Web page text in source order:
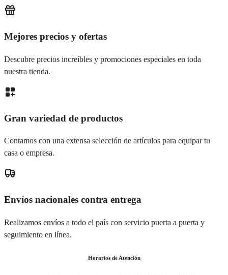
Mejores precios y ofertas
Descubre precios increíbles y promociones especiales en toda
nuestra tienda.
Gran variedad de productos
Contamos con una extensa selección de artículos para equipar tu
casa o empresa.
Envíos nacionales contra entrega
Realizamos envíos a todo el país con servicio puerta a puerta y
seguimiento en línea.
Horarios de Atención